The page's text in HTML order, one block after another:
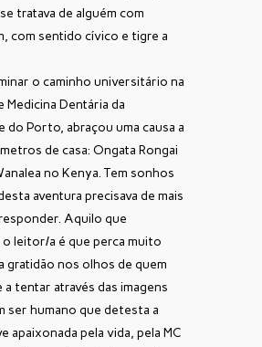
tratava de alguém com
com sentido cívico e tigre a
o caminho universitário na
Medicina Dentária da
do Porto, abraçou uma causa a
de casa: Ongata Rongai
no Kenya. Tem sonhos
aventura precisava de mais
Aquilo que
leitor/a é que perca muito
gratidão nos olhos de quem
tentar através das imagens
ser humano que detesta a
apaixonada pela vida, pela MC